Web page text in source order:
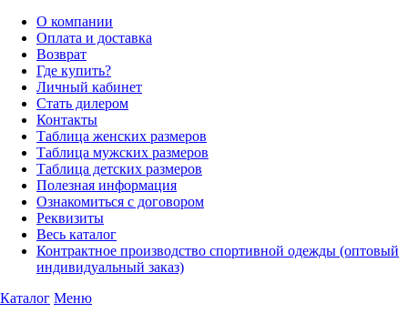
О компании
Оплата и доставка
Возврат
Где купить?
Личный кабинет
Стать дилером
Контакты
Таблица женских размеров
Таблица мужских размеров
Таблица детских размеров
Полезная информация
Ознакомиться с договором
Реквизиты
Весь каталог
Контрактное производство спортивной одежды (оптовый
индивидуальный заказ)
Каталог Меню